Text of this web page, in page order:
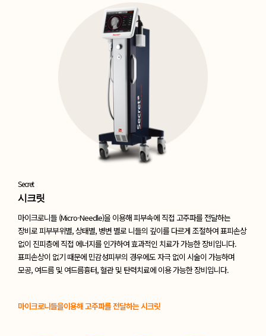
Secret
시크릿
마이크로니들 (Micro-Needle)을 이용해 피부속에 직접 고주파를 전달하는
장비로피부부위별, 상태별, 병변 별로 니들의 깊이를 다르게 조절하여 표피손상
없이 진피층에 직접 에너지를 인가하여 효과적인 치료가 가능한 장비입니다.
표피손상이 없기 때문에 민감성피부의 경우에도 자극 없이 시술이 가능하며
모공, 여드름 및 여드름흉터,혈관 및 탄력치료에 이용 가능한 장비입니다.
마이크로니들을이용해 고주파를 전달하는 시크릿